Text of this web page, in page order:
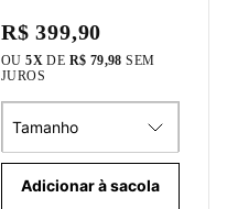
R$ 399,90
OU 5X DE R$ 79,98 SEM
JUROS
Tamanho
Adicionar à sacola